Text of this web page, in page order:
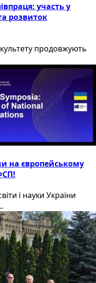
участь у
розвиток
продовжують
на європейському
і науки України